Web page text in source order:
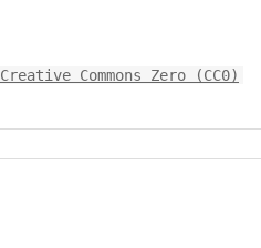
Creative Commons Zero (CC0)